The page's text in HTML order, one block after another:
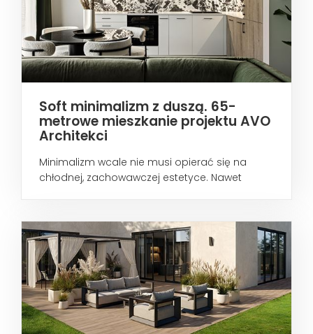
Soft minimalizm z duszą. 65-
metrowe mieszkanie projektu AVO
Architekci
Minimalizm wcale nie musi opierać się na
chłodnej, zachowawczej estetyce. Nawet